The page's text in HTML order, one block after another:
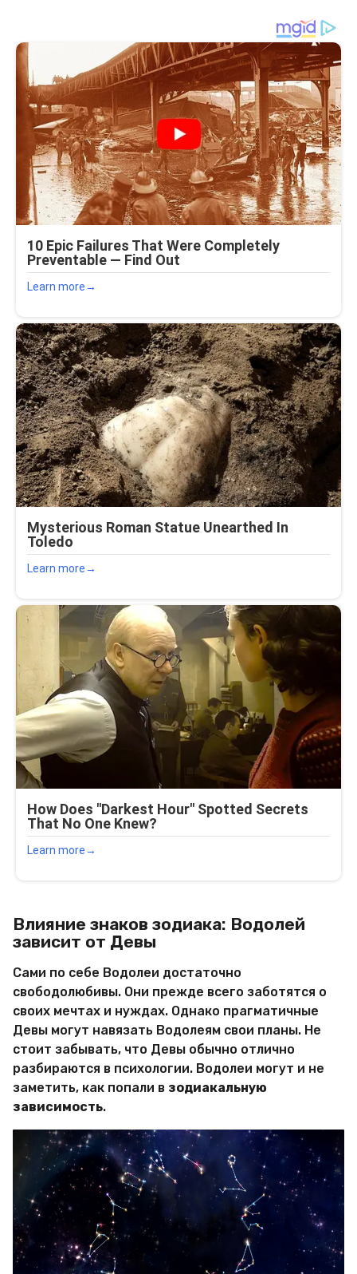
Влияние знаков зодиака: Водолей
зависит от Девы
Сами по себе Водолеи достаточно
свободолюбивы. Они прежде всего заботятся о
своих мечтах и нуждах. Однако прагматичные
Девы могут навязать Водолеям свои планы. Не
стоит забывать, что Девы обычно отлично
разбираются в психологии. Водолеи могут и не
заметить, как попали в зодиакальную
зависимость.